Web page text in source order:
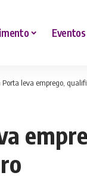
Eventos
Porta leva emprego,